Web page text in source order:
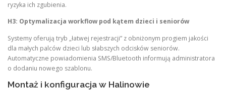
ryzyka ich zgubienia.
H3: Optymalizacja workflow pod kątem dzieci i seniorów
Systemy oferują tryb „łatwej rejestracji” z obniżonym progiem jakości
dla małych palców dzieci lub słabszych odcisków seniorów.
Automatyczne powiadomienia SMS/Bluetooth informują administratora
o dodaniu nowego szablonu.
Montaż i konfiguracja w Halinowie